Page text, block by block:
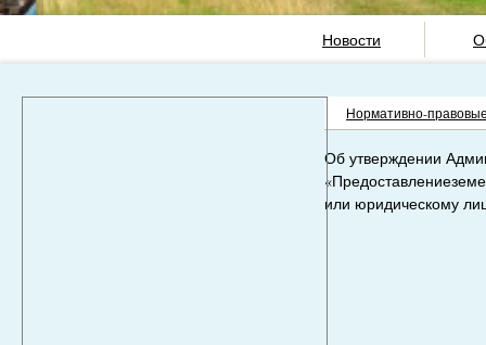
Новости
Нормативно-
Об утверждении
или юридическому